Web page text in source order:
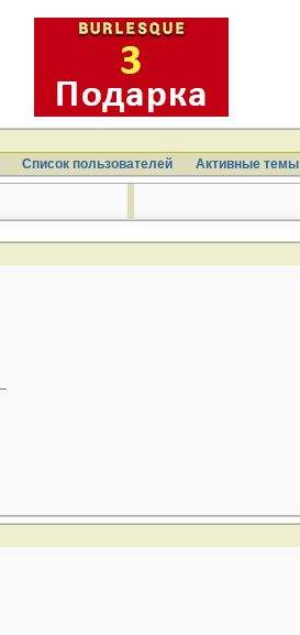
Список пользователей Активные темы